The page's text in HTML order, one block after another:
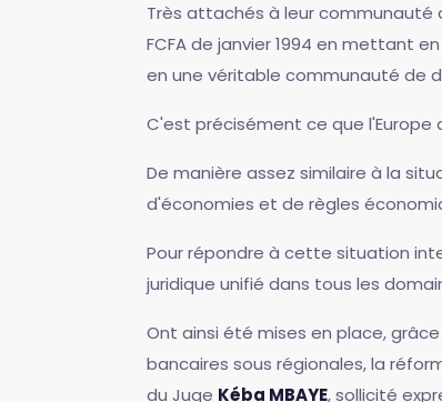
Très attachés à leur communauté
FCFA de janvier 1994 en mettant
en une véritable communauté de
C'est précisément ce que l'Europe
De manière assez similaire à la
d'économies et de règles
Pour répondre à cette situation
juridique unifié dans tous les
Ont ainsi été mises en place,
bancaires sous régionales, la
du Juge Kéba MBAYE, sollicité